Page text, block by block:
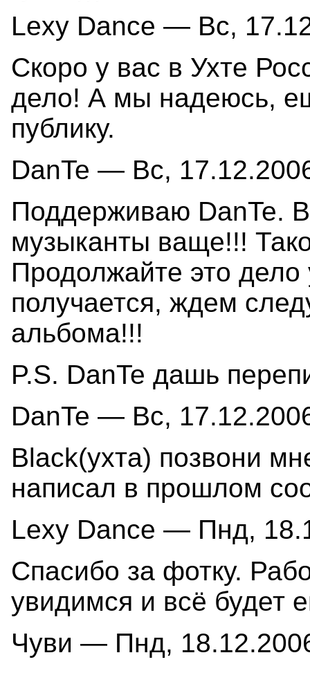
Lexy Dance — Вс,
Скоро у вас в Ухте
дело! А мы надеюсь,
публику.
DanTe — Вс,
Поддерживаю DanTe.
музыканты ваще!!!
Продолжайте это
получается, ждем
альбома!!!
P.S. DanTe дашь
DanTe — Вс,
Black(ухта) позвони
написал в прошлом
Lexy Dance — Пнд,
Спасибо за фотку.
увидимся и всё будет
Чуви — Пнд,